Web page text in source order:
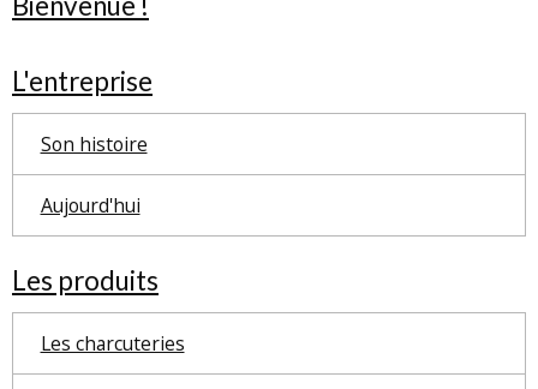
L'entreprise
Son histoire
Aujourd'hui
Les produits
Les charcuteries